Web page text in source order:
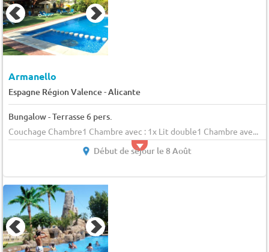
Armanello
Espagne Région Valence-Alicante
Bungalow - Terrasse 6 pers.
Couchage Chambre1 Chambre avec : 1x Lit double1 Chambre ave...
Début de séjour le 8 Août